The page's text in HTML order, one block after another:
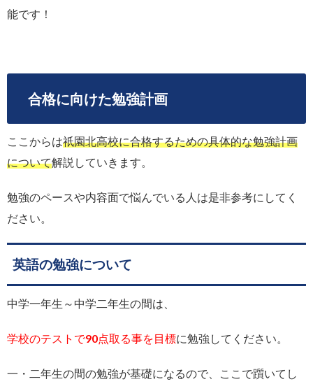
能です！
合格に向けた勉強計画
ここからは祇園北高校に合格するための具体的な勉強計画
について解説していきます。
勉強のペースや内容面で悩んでいる人は是非参考にしてく
ださい。
英語の勉強について
中学一年生～中学二年生の間は、
学校のテストで90点取る事を目標に勉強してください。
一・二年生の間の勉強が基礎になるので、ここで躓いてし